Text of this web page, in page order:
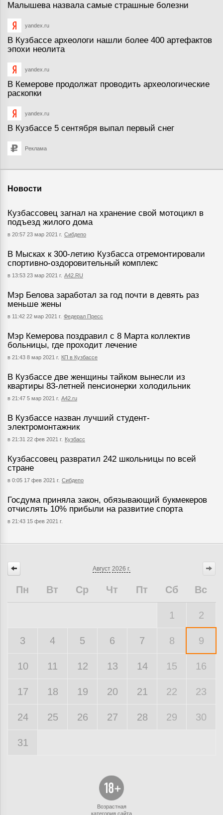
Малышева назвала самые страшные болезни
yandex.ru
В Кузбассе археологи нашли более 400 артефактов
эпохи неолита
yandex.ru
В Кемерове продолжат проводить археологические
раскопки
yandex.ru
В Кузбассе 5 сентября выпал первый снег
Реклама
Новости
Кузбассовец загнал на хранение свой мотоцикл в
подъезд жилого дома
в 20:57 23 мар 2021 г. Сибдепо
В Мысках к 300-летию Кузбасса отремонтировали
спортивно-оздоровительный комплекс
в 13:53 23 мар 2021 г. А42.RU
Мэр Белова заработал за год почти в девять раз
меньше жены
в 11:42 22 мар 2021 г. Федерал Пресс
Мэр Кемерова поздравил с 8 Марта коллектив
больницы, где проходит лечение
в 21:43 8 мар 2021 г. КП в Кузбассе
В Кузбассе две женщины тайком вынесли из
квартиры 83-летней пенсионерки холодильник
в 21:47 5 мар 2021 г. А42.ru
В Кузбассе назван лучший студент-
электромонтажник
в 21:31 22 фев 2021 г. Кузбасс
Кузбассовец развратил 242 школьницы по всей
стране
в 0:05 17 фев 2021 г. Сибдепо
Госдума приняла закон, обязывающий букмекеров
отчислять 10% прибыли на развитие спорта
в 21:43 15 фев 2021 г.
Август 2026 г.
Пн Вт Ср Чт Пт Сб Вс
1 2
3 4 5 6 7 8 9
10 11 12 13 14 15 16
17 18 19 20 21 22 23
24 25 26 27 28 29 30
31
Возрастная
категория сайта